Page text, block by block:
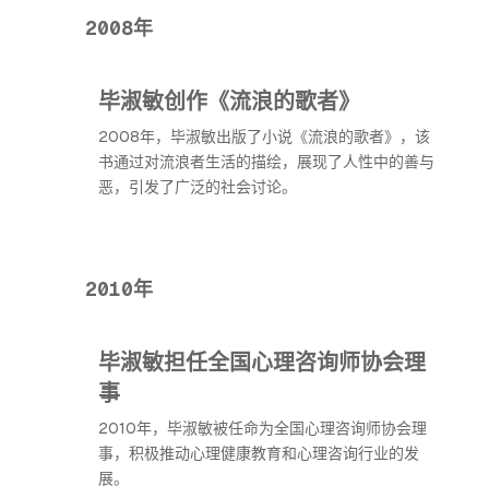
2008年
毕淑敏创作《流浪的歌者》
2008年，毕淑敏出版了小说《流浪的歌者》，该
书通过对流浪者生活的描绘，展现了人性中的善与
恶，引发了广泛的社会讨论。
2010年
毕淑敏担任全国心理咨询师协会理
事
2010年，毕淑敏被任命为全国心理咨询师协会理
事，积极推动心理健康教育和心理咨询行业的发
展。